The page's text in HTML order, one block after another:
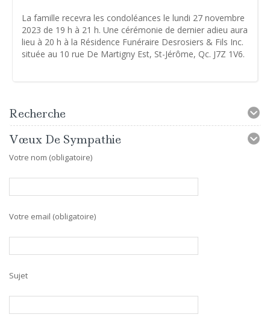
La famille recevra les condoléances le lundi 27 novembre
2023 de 19 h à 21 h. Une cérémonie de dernier adieu aura
lieu à 20 h à la Résidence Funéraire Desrosiers & Fils Inc.
située au 10 rue De Martigny Est, St-Jérôme, Qc. J7Z 1V6.
Recherche
Vœux De Sympathie
Votre nom (obligatoire)
Votre email (obligatoire)
Sujet